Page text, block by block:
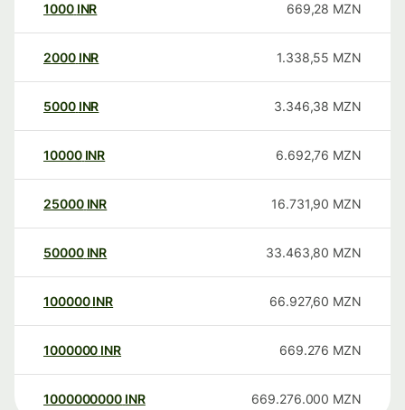
1000 INR 669,28 MZN
2000 INR 1.338,55 MZN
5000 INR 3.346,38 MZN
10000 INR 6.692,76 MZN
25000 INR 16.731,90 MZN
50000 INR 33.463,80 MZN
100000 INR 66.927,60 MZN
1000000 INR 669.276 MZN
1000000000 INR 669.276.000 MZN